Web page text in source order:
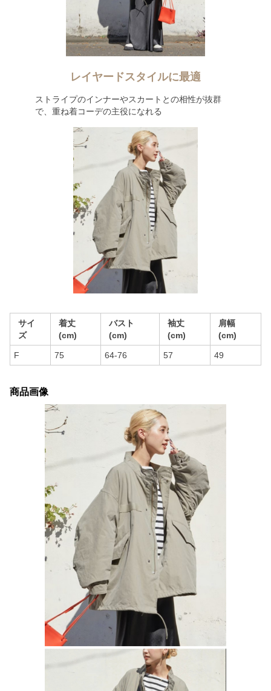
レイヤードスタイルに最適
ストライプのインナーやスカートとの相性が抜群
で、重ね着コーデの主役になれる
サイ
ズ
着丈
(cm)
バスト
(cm)
袖丈
(cm)
肩幅
(cm)
F 75 64-76 57 49
商品画像